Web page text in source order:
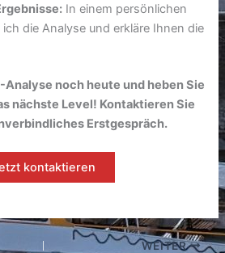
In einem persönlichen
die Analyse und erkläre Ihnen die
Analyse noch heute und heben Sie
nächste Level! Kontaktieren Sie
Erstgespräch.
kontaktieren
WEITER